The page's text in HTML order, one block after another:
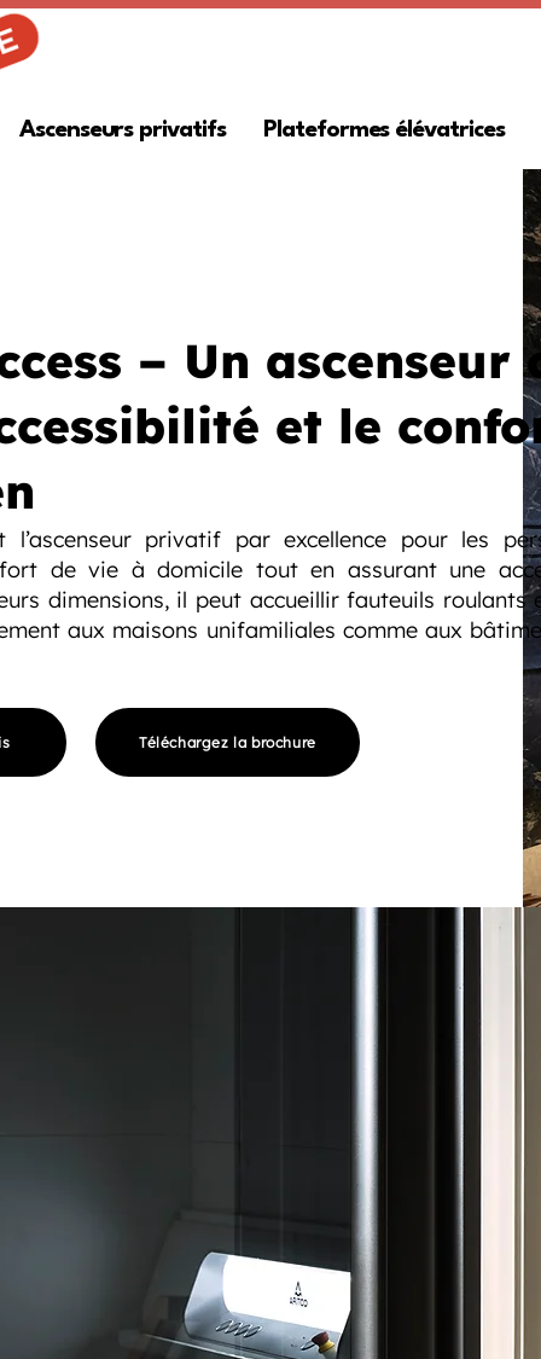
Ascenseurs privatifs Plateformes élévatrices
– Un ascenseur
et le
l’ascenseur privatif par excellence pour les
de vie à domicile tout en assurant une
dimensions, il peut accueillir fauteuils roulants
aux maisons unifamiliales comme aux
Téléchargez la brochure